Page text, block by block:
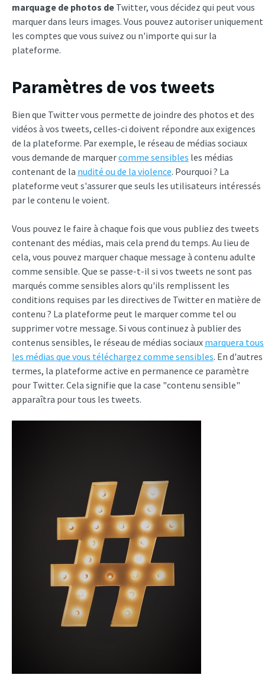
marquage de photos de Twitter, vous décidez qui peut vous
marquer dans leurs images. Vous pouvez autoriser uniquement
les comptes que vous suivez ou n'importe qui sur la
plateforme.
Paramètres de vos tweets
Bien que Twitter vous permette de joindre des photos et des
vidéos à vos tweets, celles-ci doivent répondre aux exigences
de la plateforme. Par exemple, le réseau de médias sociaux
vous demande de marquercomme sensibles les médias
contenant de la nudité ou de la violence. Pourquoi ? La
plateforme veut s'assurer que seuls les utilisateurs intéressés
par le contenu le voient.
Vous pouvez le faire à chaque fois que vous publiez des tweets
contenant des médias, mais cela prend du temps. Au lieu de
cela, vous pouvez marquer chaque message à contenu adulte
comme sensible. Que se passe-t-il si vos tweets ne sont pas
marqués comme sensibles alors qu'ils remplissent les
conditions requises par les directives de Twitter en matière de
contenu ? La plateforme peut le marquer comme tel ou
supprimer votre message. Si vous continuez à publier des
contenus sensibles, le réseau de médias sociaux marquera tous
les médias que vous téléchargez comme sensibles. En d'autres
termes, la plateforme active en permanence ce paramètre
pour Twitter. Cela signifie que la case "contenu sensible"
apparaîtra pour tous les tweets.